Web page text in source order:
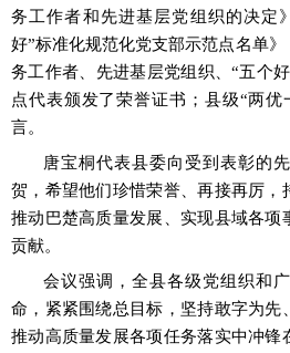
务工作者和先进基层党组织的决定
好”标准化规范化党支部示范点名单
务工作者、先进基层党组织、“五个
点代表颁发了荣誉证书；县级“两
言。
唐宝桐代表县委向受到表彰的
贺，希望他们珍惜荣誉、再接再厉，
推动巴楚高质量发展、实现县域各项
贡献。
会议强调，全县各级党组织和
命，紧紧围绕总目标，坚持敢字为先
推动高质量发展各项任务落实中冲锋